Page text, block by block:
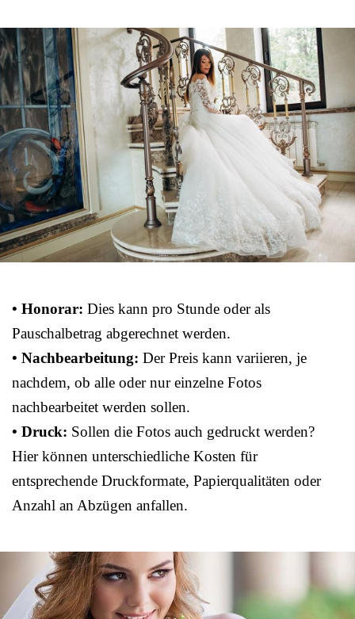
• Honorar: Dies kann pro Stunde oder als
Pauschalbetrag abgerechnet werden.
• Nachbearbeitung: Der Preis kann variieren, je
nachdem, ob alle oder nur einzelne Fotos
nachbearbeitet werden sollen.
• Druck: Sollen die Fotos auch gedruckt werden?
Hier können unterschiedliche Kosten für
entsprechende Druckformate, Papierqualitäten oder
Anzahl an Abzügen anfallen.